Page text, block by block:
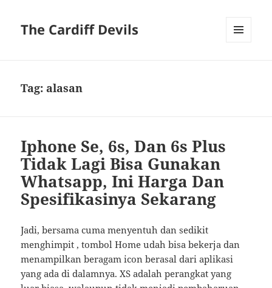
The Cardiff Devils
Tag: alasan
Iphone Se, 6s, Dan 6s Plus
Tidak Lagi Bisa Gunakan
Whatsapp, Ini Harga Dan
Spesifikasinya Sekarang
Jadi, bersama cuma menyentuh dan sedikit
menghimpit , tombol Home udah bisa bekerja dan
menampilkan beragam icon berasal dari aplikasi
yang ada di dalamnya. XS adalah perangkat yang